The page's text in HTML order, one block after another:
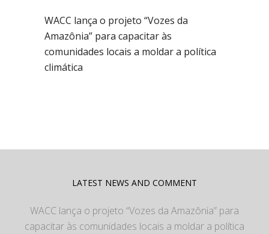
WACC lança o projeto “Vozes da
Amazônia” para capacitar às
comunidades locais a moldar a política
climática
LATEST NEWS AND COMMENT
WACC lança o projeto “Vozes da Amazônia” para
capacitar às comunidades locais a moldar a política